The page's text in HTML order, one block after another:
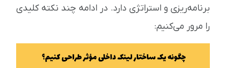
برنامه‌ریزی و استراتژی دارد. در ادامه چند نکته کلیدی
را مرور می‌کنیم: